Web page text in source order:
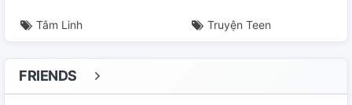
Tâm Linh Truyện Teen
FRIENDS